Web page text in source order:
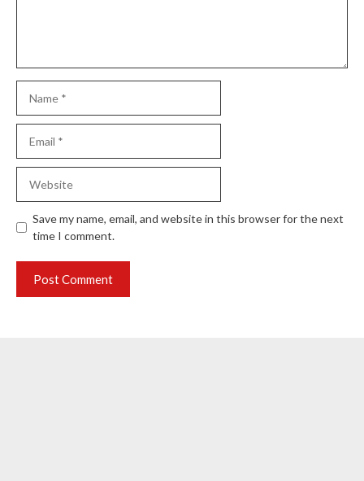
Save my name, email, and website in this browser for the next
time I comment.